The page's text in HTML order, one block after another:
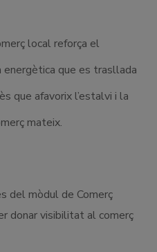
local reforça el
energètica que es trasllada
que afavorix l’estalvi i la
mateix.
del mòdul de Comerç
donar visibilitat al comerç